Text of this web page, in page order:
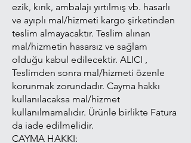
ezik, kırık, ambalajı yırtılmış vb. hasarlı
ve ayıplı mal/hizmeti kargo şirketinden
teslim almayacaktır. Teslim alınan
mal/hizmetin hasarsız ve sağlam
olduğu kabul edilecektir. ALICI ,
Teslimden sonra mal/hizmeti özenle
korunmak zorundadır. Cayma hakkı
kullanılacaksa mal/hizmet
kullanılmamalıdır. Ürünle birlikte Fatura
da iade edilmelidir.
CAYMA HAKKI: